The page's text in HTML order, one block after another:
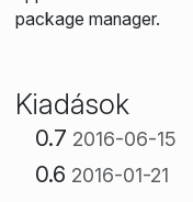
package manager.
Kiadások
0.7 2016-06-15
0.6 2016-01-21